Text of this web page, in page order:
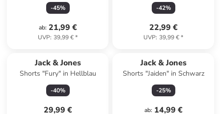
-45%
ab: 21,99 €
UVP: 39,99 €*
-42%
22,99 €
UVP: 39,99 €*
Jack & Jones
Shorts "Fury" in Hellblau
-40%
29,99 €
Jack & Jones
Shorts "Jaiden" in Schwarz
-25%
ab: 14,99 €